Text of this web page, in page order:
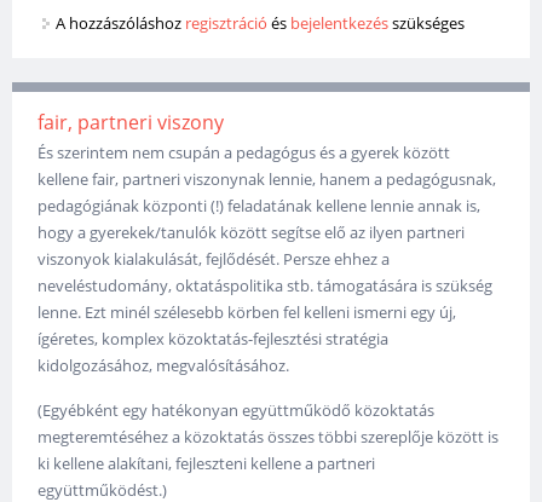
A hozzászóláshoz regisztráció és bejelentkezésszükséges
fair, partneri viszony
És szerintem nem csupán a pedagógus és a gyerek között
kellene fair, partneri viszonynak lennie, hanem a pedagógusnak,
pedagógiának központi (!) feladatának kellene lennie annak is,
hogy a gyerekek/tanulók között segítse elő az ilyen partneri
viszonyok kialakulását, fejlődését. Persze ehhez a
neveléstudomány, oktatáspolitika stb. támogatására is szükség
lenne. Ezt minél szélesebb körben fel kelleni ismerni egy új,
ígéretes, komplex közoktatás-fejlesztési stratégia
kidolgozásához, megvalósításához.
(Egyébként egy hatékonyan együttműködő közoktatás
megteremtéséhez a közoktatás összes többi szereplője között is
ki kellene alakítani, fejleszteni kellene a partneri
együttműködést.)